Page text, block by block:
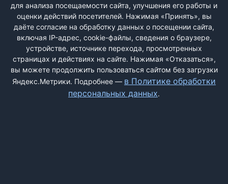
РЕГИСТРАЦИЯ
Быстрая регистрациячерез соцсети:
для анализа посещаемости сайта, улучшения его работы и
оценки действий посетителей. Нажимая «Принять», вы
даёте согласие на обработку данных о посещении сайта,
включая IP-адрес, cookie-файлы, сведения о браузере,
устройстве, источнике перехода, просмотренных
страницах и действиях на сайте. Нажимая «Отказаться»,
вы можете продолжить пользоваться сайтом без загрузки
Яндекс.Метрики. Подробнее — в Политике обработки
персональных данных.